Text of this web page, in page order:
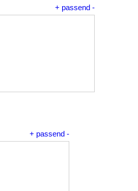
+ passend -
+ passend -